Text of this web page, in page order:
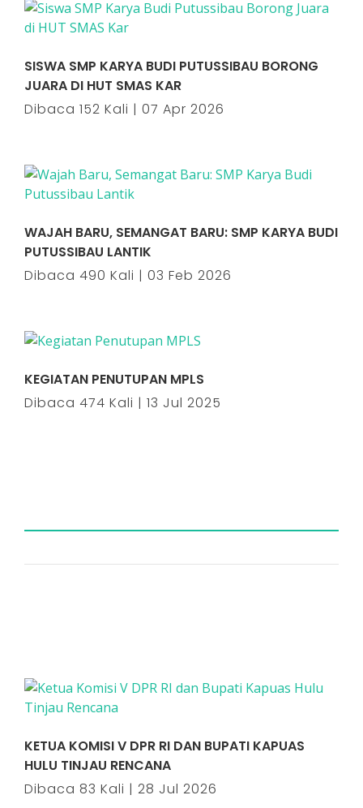
SISWA SMP KARYA BUDI PUTUSSIBAU BORONG
JUARA DI HUT SMAS KAR
Dibaca 152 Kali | 07 Apr 2026
WAJAH BARU, SEMANGAT BARU: SMP KARYA BUDI
PUTUSSIBAU LANTIK
Dibaca 490 Kali | 03 Feb 2026
KEGIATAN PENUTUPAN MPLS
Dibaca 474 Kali | 13 Jul 2025
KETUA KOMISI V DPR RI DAN BUPATI KAPUAS
HULU TINJAU RENCANA
Dibaca 83 Kali | 28 Jul 2026